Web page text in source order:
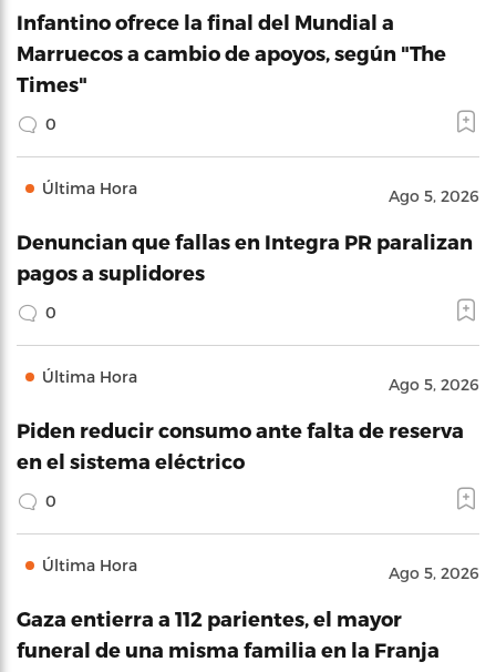
Infantino ofrece la final del Mundial a
Marruecos a cambio de apoyos, según "The
Times"
0
Última Hora Ago 5, 2026
Denuncian que fallas en Integra PR paralizan
pagos a suplidores
0
Última Hora Ago 5, 2026
Piden reducir consumo ante falta de reserva
en el sistema eléctrico
0
Última Hora Ago 5, 2026
Gaza entierra a 112 parientes, el mayor
funeral de una misma familia en la Franja